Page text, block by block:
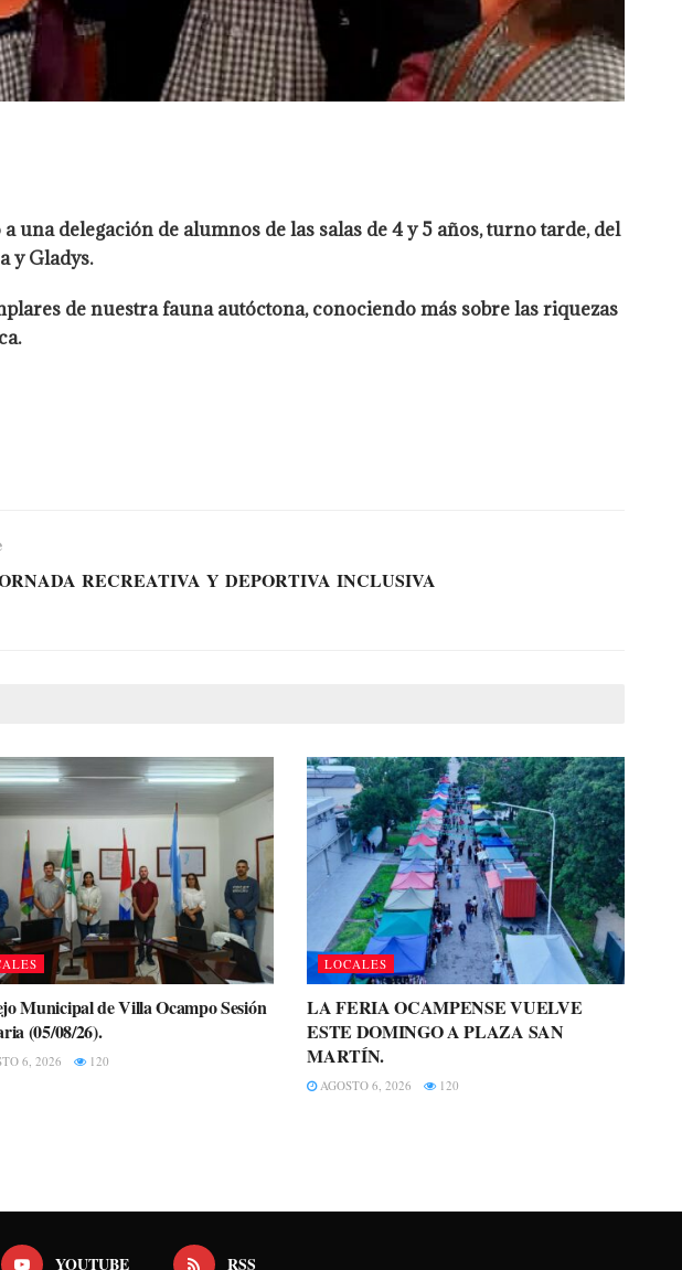
delegación de alumnos de las salas de 4 y 5 años, turno tarde, del
y Gladys.
de nuestra fauna autóctona, conociendo más sobre las riquezas
RECREATIVA Y DEPORTIVA INCLUSIVA
Municipal de Villa Ocampo Sesión
(05/08/26).
6, 2026 120
LOCALES
LA FERIA OCAMPENSE VUELVE
ESTE DOMINGO A PLAZA SAN
MARTÍN.
AGOSTO 6, 2026 120
YOUTUBE RSS